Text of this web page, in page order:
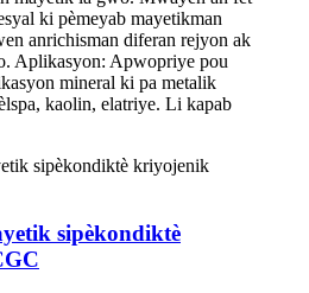
ki pèmeyab mayetikman
anrichisman diferan rejyon ak
Aplikasyon: Apwopriye pou
mineral ki pa metalik
kaolin, elatriye. Li kapab
sipèkondiktè